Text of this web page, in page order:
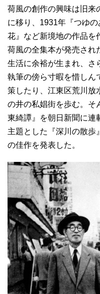
荷風の創作の興味は旧来
に移り、1931年『つゆ
花』など新境地の作品を
荷風の全集本が発売され
生活に余裕が生まれ、さ
執筆の傍ら寸暇を惜しん
策したり、江東区荒川放
の井の私娼街を歩む。そ
東綺譚』を朝日新聞に連
主題とした『深川の散歩
の佳作を発表した。